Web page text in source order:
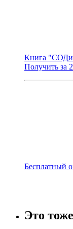
Книга
Получить за
Бесплатный
Это